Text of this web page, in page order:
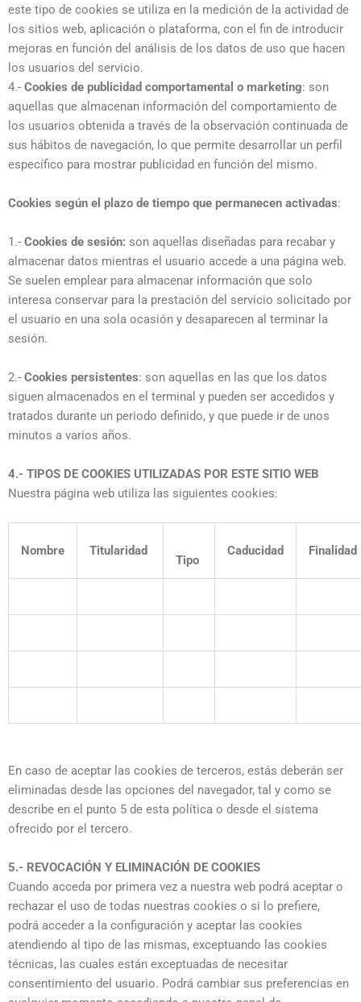
este tipo de cookies se utiliza en la medición de la actividad de
los sitios web, aplicación o plataforma, con el fin de introducir
mejoras en función del análisis de los datos de uso que hacen
los usuarios del servicio.
4.- Cookies de publicidad comportamental o marketing: son
aquellas que almacenan información del comportamiento de
los usuarios obtenida a través de la observación continuada de
sus hábitos de navegación, lo que permite desarrollar un perfil
específico para mostrar publicidad en función del mismo.
Cookies según el plazo de tiempo que permanecen activadas:
1.- Cookies de sesión: son aquellas diseñadas para recabar y
almacenar datos mientras el usuario accede a una página web.
Se suelen emplear para almacenar información que solo
interesa conservar para la prestación del servicio solicitado por
el usuario en una sola ocasión y desaparecen al terminar la
sesión.
2.- Cookies persistentes: son aquellas en las que los datos
siguen almacenados en el terminal y pueden ser accedidos y
tratados durante un periodo definido, y que puede ir de unos
minutos a varios años.
4.- TIPOS DE COOKIES UTILIZADAS POR ESTE SITIO WEB
Nuestra página web utiliza las siguientes cookies:
Nombre Titularidad
Tipo
Caducidad Finalidad
En caso de aceptar las cookies de terceros, estás deberán ser
eliminadas desde las opciones del navegador, tal y como se
describe en el punto 5 de esta política o desde el sistema
ofrecido por el tercero.
5.- REVOCACIÓN Y ELIMINACIÓN DE COOKIES
Cuando acceda por primera vez a nuestra web podrá aceptar o
rechazar el uso de todas nuestras cookies o si lo prefiere,
podrá acceder a la configuración y aceptar las cookies
atendiendo al tipo de las mismas, exceptuando las cookies
técnicas, las cuales están exceptuadas de necesitar
consentimiento del usuario. Podrá cambiar sus preferencias en